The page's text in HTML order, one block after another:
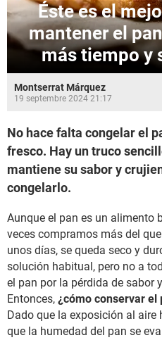
Éste es el
mantener el
más tiempo y
Montserrat Márquez
19 septembre 2024 21:17
No hace falta congelar el
fresco. Hay un truco
mantiene su sabor y
congelarlo.
Aunque el pan es un alimento
veces compramos más del
unos días, se queda seco y
solución habitual, pero no a
el pan por la pérdida de sabor
Entonces, ¿cómo conservar el
Dado que la exposición al aire
que la humedad del pan se